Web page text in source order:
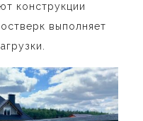
конструкции
выполняет